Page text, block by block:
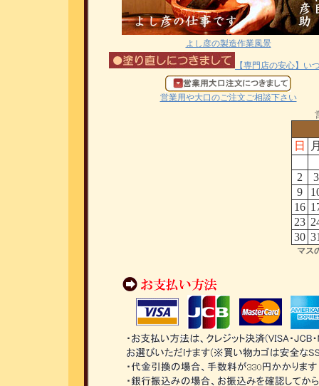
よし彦の製造作業風景
【専門店の安心】い
営業用や大口のご注文ご相談下さい
日
2
3
9
16
23
30
マス